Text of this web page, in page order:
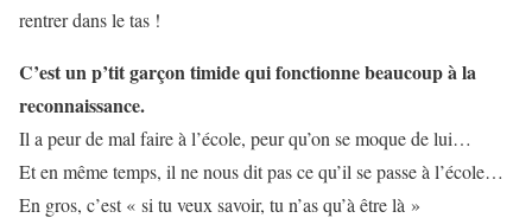
rentrer dans le tas !
C’est un p’tit garçon timide qui fonctionne beaucoup à la
reconnaissance.
Il a peur de mal faire à l’école, peur qu’on se moque de lui…
Et en même temps, il ne nous dit pas ce qu’il se passe à l’école…
En gros, c’est « si tu veux savoir, tu n’as qu’à être là »